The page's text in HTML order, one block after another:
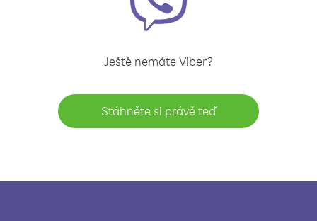
Ještě nemáte Viber?
Stáhněte si právě teď